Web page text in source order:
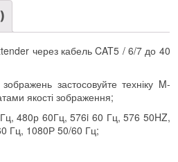
через кабель CAT5 / 6/7 до 40
застосовуйте техніку M-
якості зображення;
480р 60Гц, 576i 60 Гц, 576 50HZ,
Гц, 1080Р 50/60 Гц;